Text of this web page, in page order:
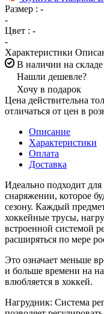
Размер : -
-
Цвет : -
-
Характеристики
В наличии на складе
Нашли дешевле?
Хочу в подарок
Цена действительна
отличаться от цен в
Описание
Характеристики
Оплата
Доставка
Идеально подходит
снаряжении, которое
сезону. Каждый
хоккейные трусы,
встроенной системой
расширяться по мере
Это означает меньше
и больше времени на
влюбляется в хоккей.
Нагрудник: Система